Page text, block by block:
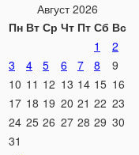
Август 2026
Пн Вт Ср Чт Пт Сб Вс
1
2
3
4 5 6 7 8
9
10 11 12 13 14 15 16
17 18 19 20 21 22 23
24 25 26 27 28 29 30
31